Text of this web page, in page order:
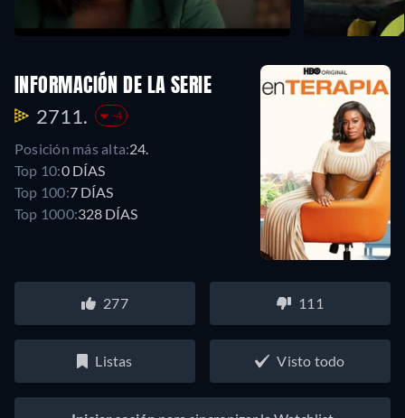
INFORMACIÓN DE LA SERIE
2711. -4
Posición más alta:24.
Top 10:0 DÍAS
Top 100:7 DÍAS
Top 1000:328 DÍAS
277 111
Listas Visto todo